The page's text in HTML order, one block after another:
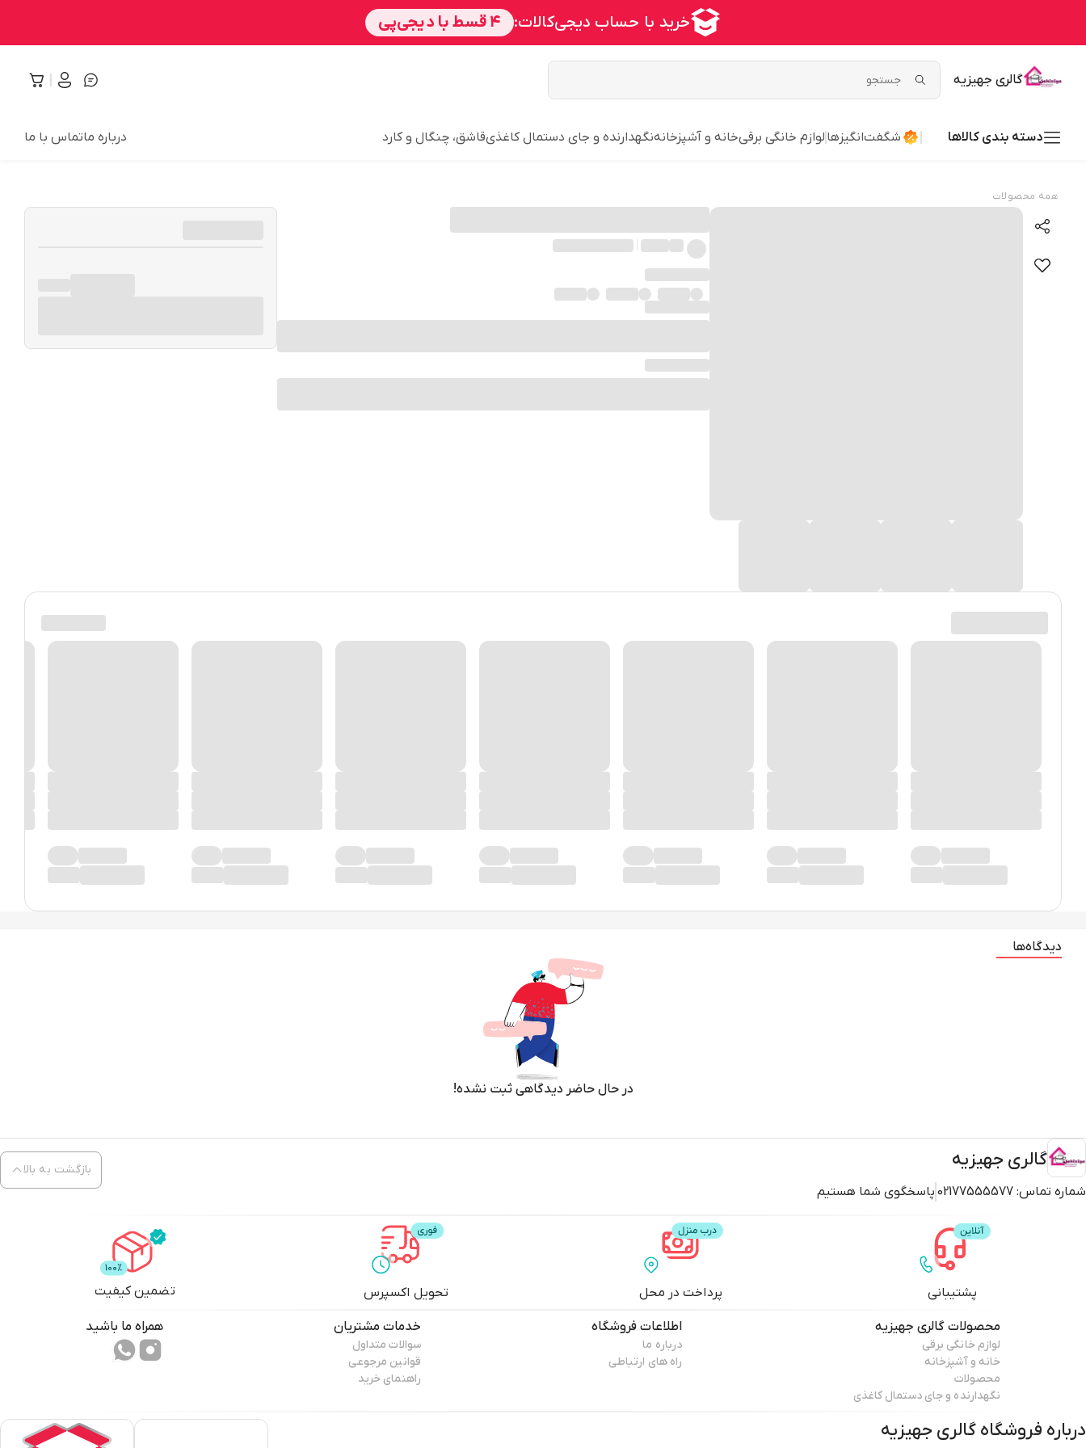
گالری جهیزیه
دسته بندی کالاها شگفت‌انگیزها لوازم خانگی برقیخانه و آشپزخانهنگهدارنده و جای دستمال کاغذیقاشق، چنگال و کارد درباره ماتماس با ما
همه محصولات
دیدگاه‌ها
در حال حاضر دیدگاهی ثبت نشده!
گالری جهیزیه
شماره تماس: 02177555577 پاسخگوی شما هستیم
بازگشت به بالا
پشتیبانی پرداخت در محل تحویل اکسپرس تضمین کیفیت
محصولات گالری جهیزیه
لوازم خانگی برقی
خانه و آشپزخانه
محصولات
نگهدارنده و جای دستمال کاغذی
اطلاعات فروشگاه
درباره ما
راه های ارتباطی
خدمات مشتریان
سوالات متداول
قوانین مرجوعی
راهنمای خرید
همراه ما باشید
درباره فروشگاه گالری جهیزیه